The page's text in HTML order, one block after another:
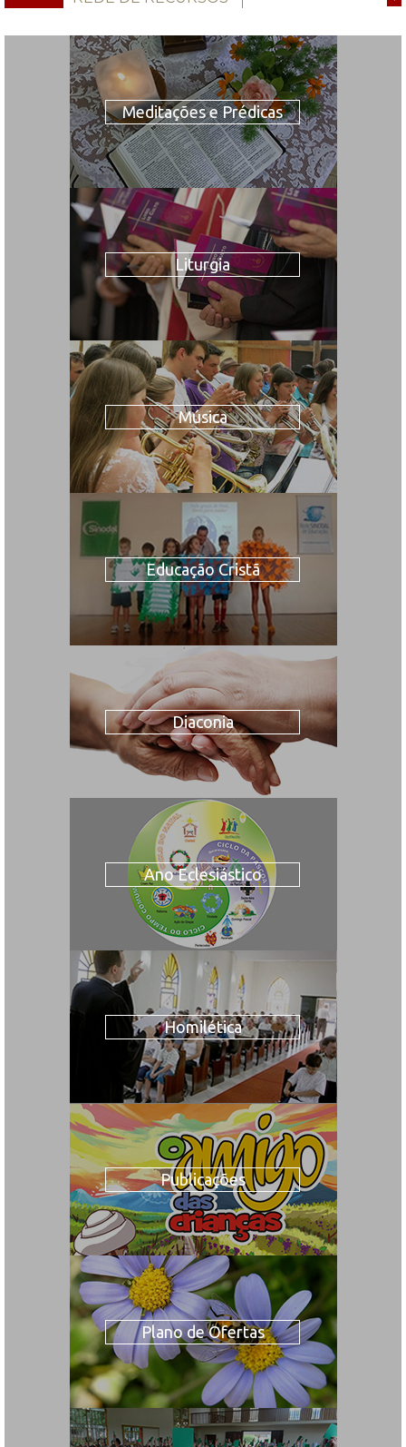
Meditações e Prédicas
Liturgia
Música
Educação Cristã
Diaconia
Ano Eclesiástico
Homilética
Publicações
Plano de Ofertas